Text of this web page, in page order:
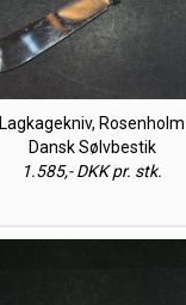
Lagkagekniv, Rosenholm
Dansk Sølvbestik
1.585,- DKK pr. stk.